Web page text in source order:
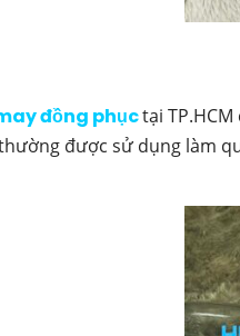
đồng phụctại
được sử dụng làm